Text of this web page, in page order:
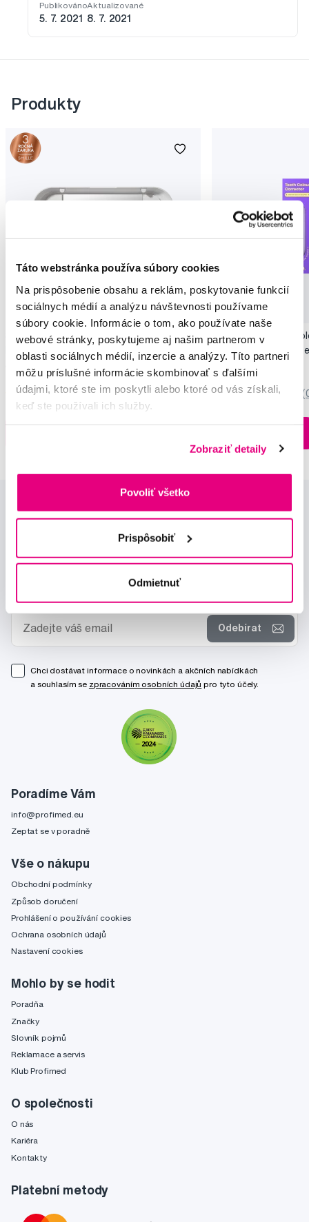
Táto webstránka používa súbory cookies
Na prispôsobenie obsahu a reklám, poskytovanie funkcií
sociálnych médií a analýzu návštevnosti používame
súbory cookie. Informácie o tom, ako používate naše
webové stránky, poskytujeme aj našim partnerom v
oblasti sociálnych médií, inzercie a analýzy. Títo partneri
môžu príslušné informácie skombinovať s ďalšími
údajmi, ktoré ste im poskytli alebo ktoré od vás získali,
keď ste používali ich služby.
Zobraziť detaily
Povoliť všetko
Prispôsobiť
Odmietnuť
Publikováno
5. 7. 2021
Aktualizované
8. 7. 2021
Produkty
Novinka
Akcia
SMILLE Sonic Brush - Prémiová sonická
kefka s kónickými vláknami SANGI, biela
149,99 €
5,0 /5 (27x)
Na sklade > 5 ks
Novinka
Pop Instant Teeth
pre okamžitý bieliaci
10,90 €
0,0
Poradíme Vám
info@profimed.eu
Zeptat se v poradně
Vše o nákupu
Obchodní podmínky
Způsob doručení
Prohlášení o používání cookies
Ochrana osobních údajů
Nastavení cookies
Mohlo by se hodit
Poradňa
Značky
Slovník pojmů
Reklamace a servis
Klub Profimed
O společnosti
O nás
Kariéra
Kontakty
Platební metody
Odebírat
Chci dostávat informace o novinkách a akčních nabídkách
a souhlasím se zpracováním osobních údajů pro tyto účely.